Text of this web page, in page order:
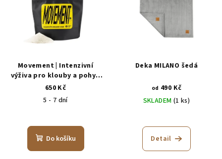
Movement | Intenzivní
výživa pro klouby a pohyb
psů 200 g
650 Kč
5 - 7 dní
Do košíku
Deka MILANO šedá
od 490 Kč
SKLADEM (1 ks)
Detail